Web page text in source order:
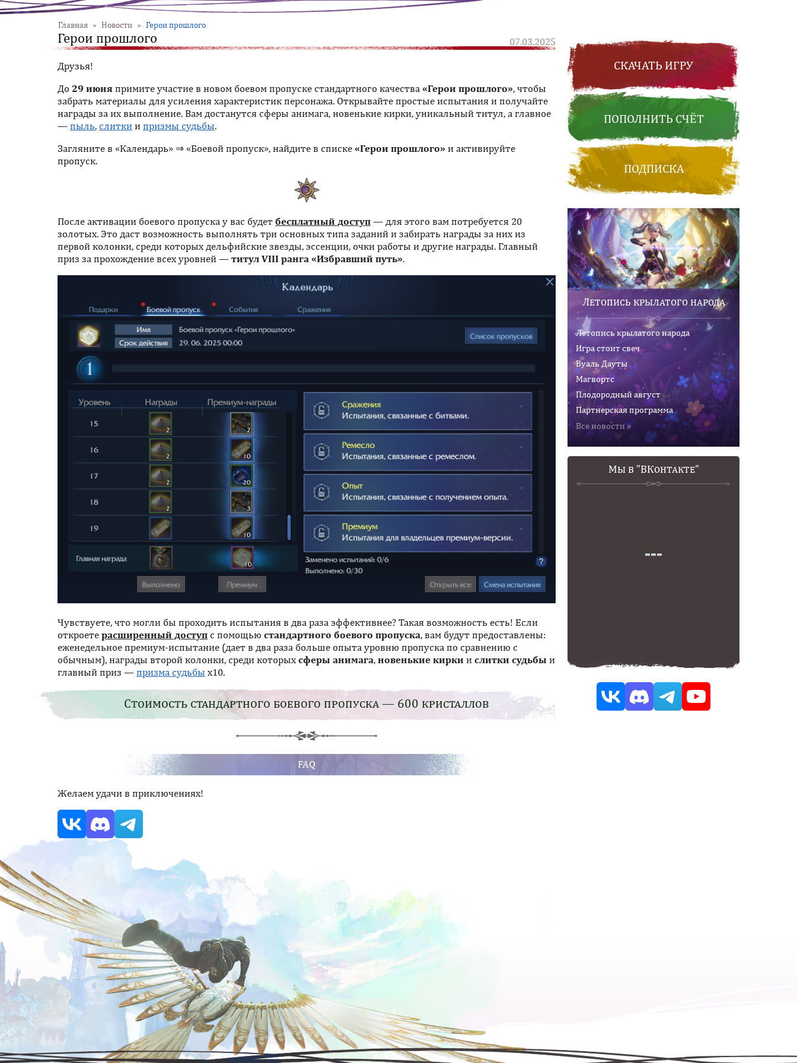
Главная » Новости » Герои прошлого
Герои прошлого 07.03.2025
Друзья!
До 29 июня примите участие в новом боевом пропуске стандартного качества «Герои прошлого», чтобы
забрать материалы для усиления характеристик персонажа. Открывайте простые испытания и получайте
награды за их выполнение. Вам достанутся сферы анимага, новенькие кирки, уникальный титул, а главное
— пыль, слитки и призмы судьбы.
Загляните в «Календарь» ⇒ «Боевой пропуск», найдите в списке «Герои прошлого» и активируйте
пропуск.
После активации боевого пропуска у вас будет бесплатный доступ — для этого вам потребуется 20
золотых. Это даст возможность выполнять три основных типа заданий и забирать награды за них из
первой колонки, среди которых дельфийские звезды, эссенции, очки работы и другие награды. Главный
приз за прохождение всех уровней — титул VIII ранга «Избравший путь».
Чувствуете, что могли бы проходить испытания в два раза эффективнее? Такая возможность есть! Если
откроете расширенный доступ с помощью стандартного боевого пропуска, вам будут предоставлены:
еженедельное премиум-испытание (дает в два раза больше опыта уровню пропуска по сравнению с
обычным), награды второй колонки, среди которых сферы анимага, новенькие кирки и слитки судьбы и
главный приз — призма судьбы х10.
Стоимость стандартного боевого пропуска — 600 кристаллов
FAQ
Желаем удачи в приключениях!
СКАЧАТЬ ИГРУ
ПОПОЛНИТЬ СЧЁТ
ПОДПИСКА
Летопись крылатого народа
Летопись крылатого народа
Игра стоит свеч
Вуаль Дауты
Магвортс
Плодородный август
Партнерская программа
Все новости »
Мы в "ВКонтакте"